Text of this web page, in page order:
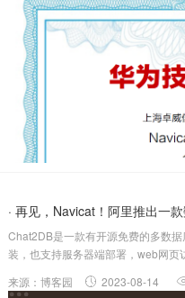
· 再见，Navicat！阿里推出一
Chat2DB是一款有开源免费的多数
装，也支持服务器端部署，web网页
将SQL转换为自然语言，可以给出研
来源：博客园 2023-08-14